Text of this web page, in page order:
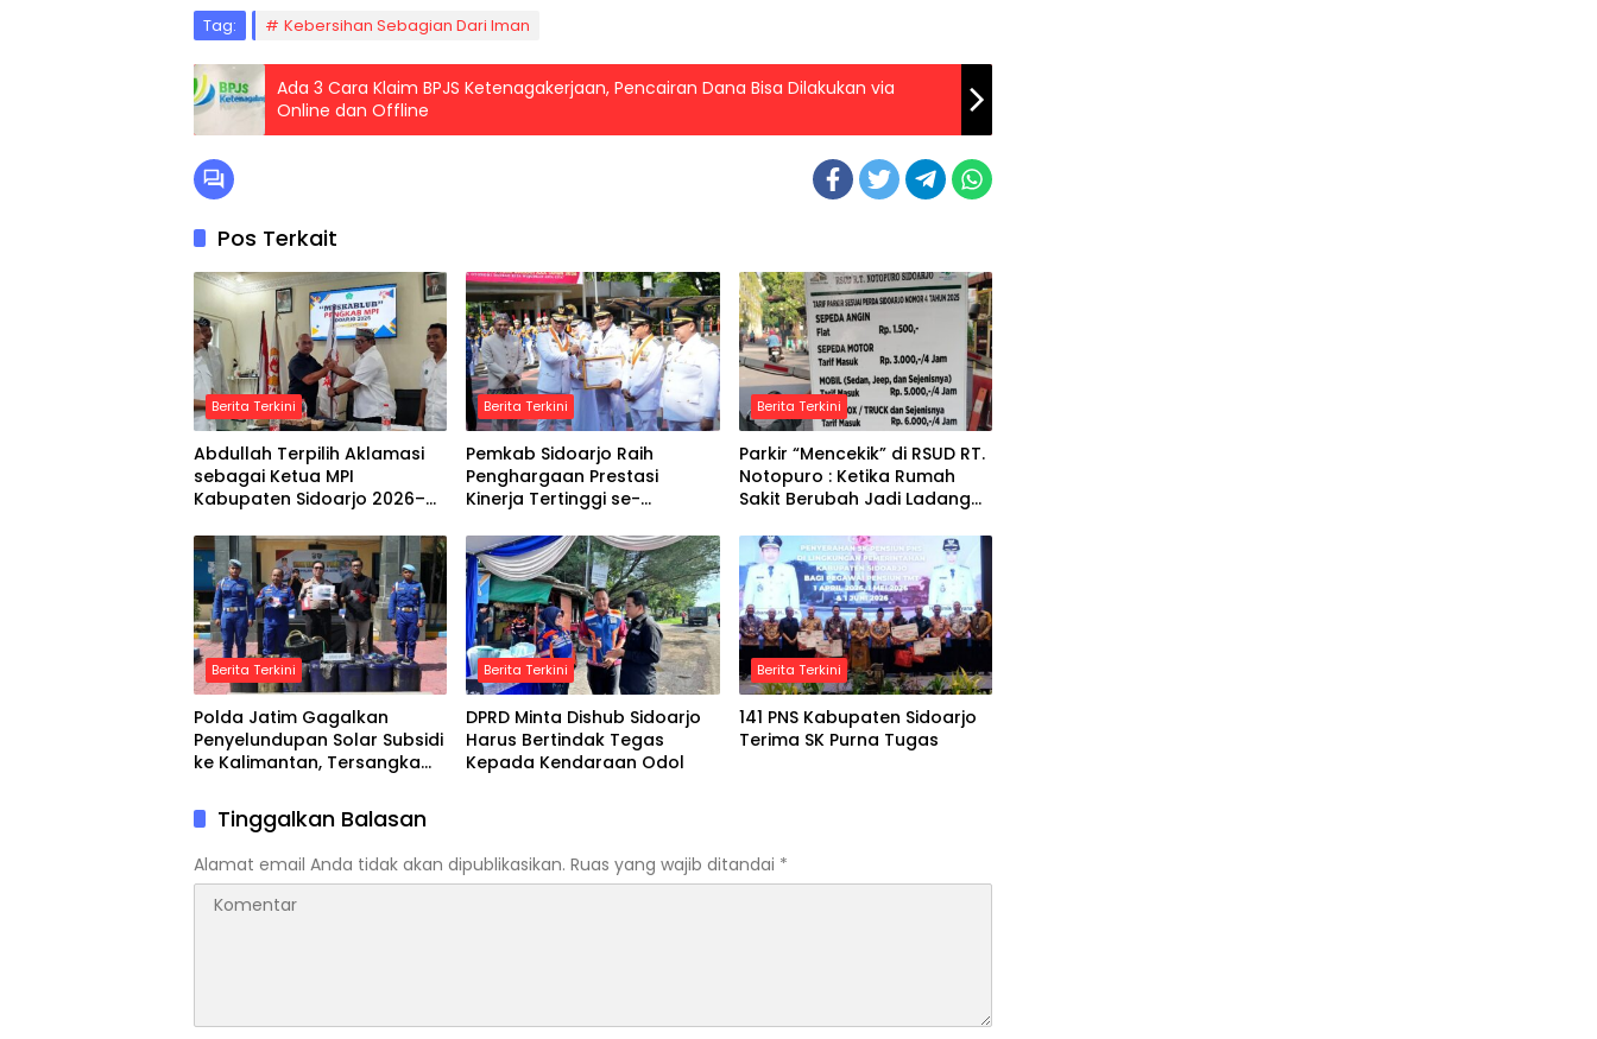
Tag: Kebersihan Sebagian Dari Iman
Ada 3 Cara Klaim BPJS Ketenagakerjaan, Pencairan Dana Bisa Dilakukan via
Online dan Offline
Pos Terkait
Berita Terkini
Abdullah Terpilih Aklamasi
sebagai Ketua MPI
Kabupaten Sidoarjo 2026–
Berita Terkini
Pemkab Sidoarjo Raih
Penghargaan Prestasi
Kinerja Tertinggi se-
Berita Terkini
Parkir “Mencekik” di RSUD RT.
Notopuro : Ketika Rumah
Sakit Berubah Jadi Ladang
Berita Terkini
Polda Jatim Gagalkan
Penyelundupan Solar Subsidi
ke Kalimantan, Tersangka
Berita Terkini
DPRD Minta Dishub Sidoarjo
Harus Bertindak Tegas
Kepada Kendaraan Odol
Berita Terkini
141 PNS Kabupaten Sidoarjo
Terima SK Purna Tugas
Tinggalkan Balasan
Alamat email Anda tidak akan dipublikasikan. Ruas yang wajib ditandai *